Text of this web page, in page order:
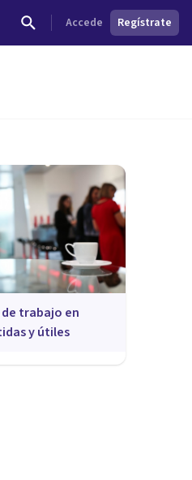
Accede Regístrate
trabajo en
y útiles